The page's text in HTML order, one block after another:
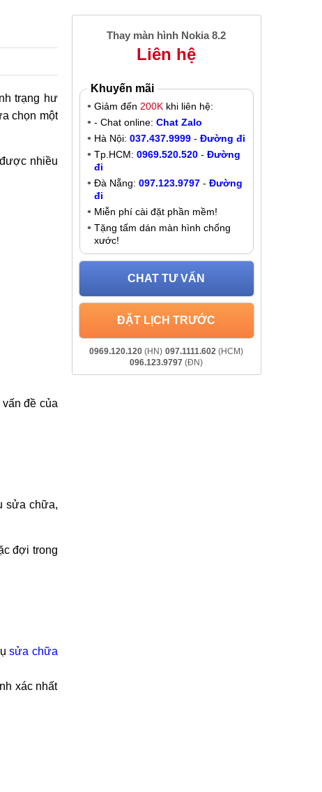
trạng hư
chọn một
nhiều
đề của
sửa chữa,
đợi trong
sửa chữa
xác nhất
Thay màn hình Nokia 8.2
Liên hệ
Khuyến mãi
Giảm đến 200Kkhi liên hệ:
- Chat online: Chat Zalo
Hà Nội: 037.437.9999- Đường đi
Tp.HCM: 0969.520.520- Đường
đi
Đà Nẵng: 097.123.9797- Đường
đi
Miễn phí cài đặt phần mềm!
Tặng tấm dán màn hình chống
xước!
CHAT TƯ VẤN
ĐẶT LỊCH TRƯỚC
0969.120.120 (HN) 097.1111.602 (HCM)
096.123.9797 (ĐN)